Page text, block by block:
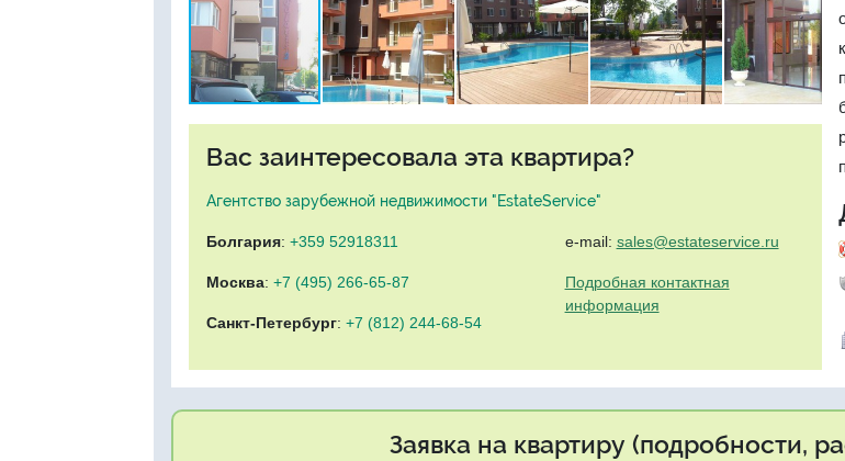
Вас заинтересовала эта квартира?
Агентство зарубежной недвижимости "EstateService"
Болгария: +359 52918311
Москва: +7 (495) 266-65-87
Санкт-Петербург: +7 (812) 244-68-54
e-mail: sales@estateservice.ru
Подробная контактная
информация
Заявка на квартиру (подробности,